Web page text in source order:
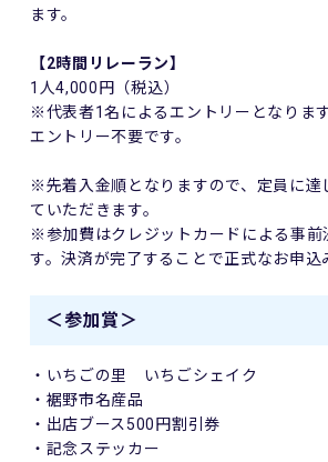
ます。
【2時間リレーラン】
1人4,000円（税込）
※代表者1名によるエントリーとなりま
エントリー不要です。
※先着入金順となりますので、定員に達
ていただきます。
※参加費はクレジットカードによる事前
す。決済が完了することで正式なお申込
＜参加賞＞
・いちごの里 いちごシェイク
・裾野市名産品
・出店ブース500円割引券
・記念ステッカー